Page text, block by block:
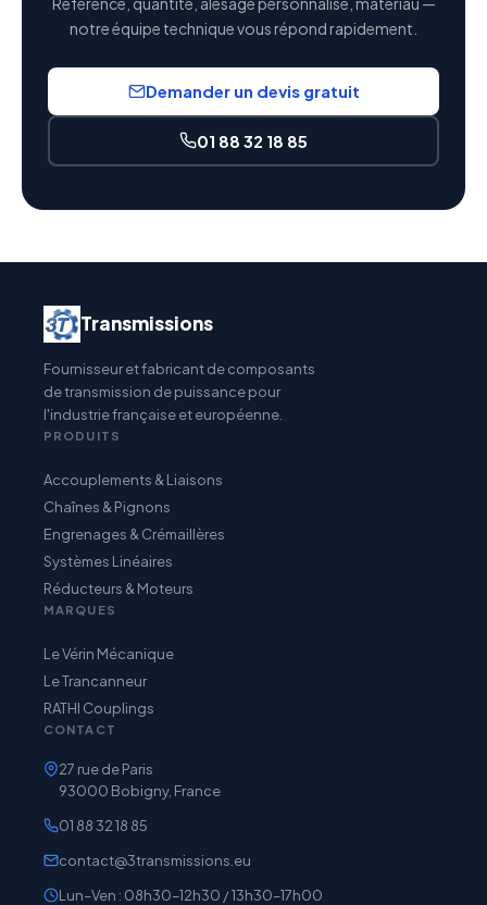
notre équipe technique vous répond rapidement.
Demander un devis gratuit
01 88 32 18 85
Transmissions
Fournisseur et fabricant de composants
de transmission de puissance pour
l'industrie française et européenne.
PRODUITS
Accouplements & Liaisons
Chaînes & Pignons
Engrenages & Crémaillères
Systèmes Linéaires
Réducteurs & Moteurs
MARQUES
Le Vérin Mécanique
Le Trancanneur
RATHI Couplings
CONTACT
27 rue de Paris
93000 Bobigny, France
01 88 32 18 85
contact@3transmissions.eu
Lun–Ven : 08h30–12h30 / 13h30–17h00